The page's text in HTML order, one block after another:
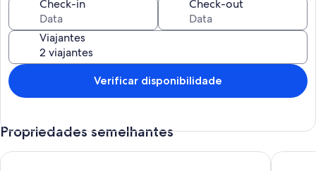
gratuitamente.Escritórios e telefones estão disponíveis. O serviço
de limpeza é fornecido serviço de arrumação (mediante solicitação).
As atividades recreativas listadas abaixo estão disponíveis na
propriedade ou perto dele, e poderá haver cobrança de taxa.
Check-in Check-out
Viajantes
Verificar disponibilidade
Propriedades semelhantes
Gite 4* Roses near Beauval zoo Chenonceau Tours with
The